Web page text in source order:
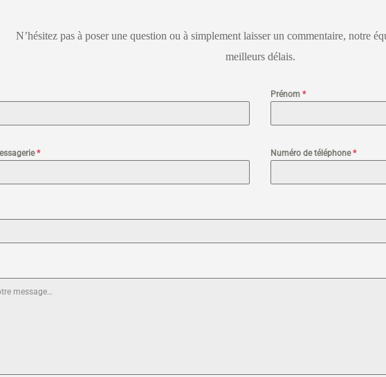
N’hésitez pas à poser une question ou à simplement laisser un commentaire, notre
meilleurs délais.
Prénom *
* Numéro de téléphone*